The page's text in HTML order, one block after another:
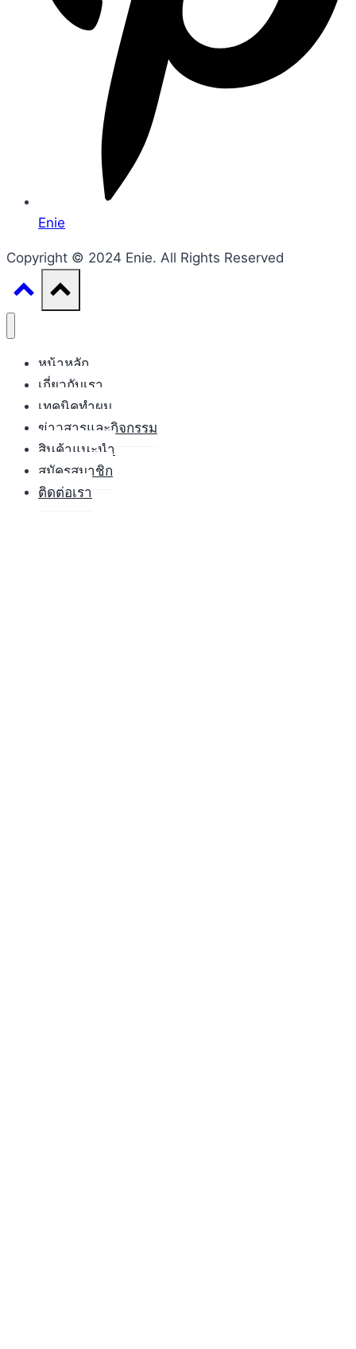
Enie
Copyright © 2024 Enie. All Rights Reserved
หน้าหลัก
เกี่ยวกับเรา
เทคนิคทำผม
ข่าวสารและกิจกรรม
สินค้าแนะนำ
สมัครสมาชิก
ติดต่อเรา